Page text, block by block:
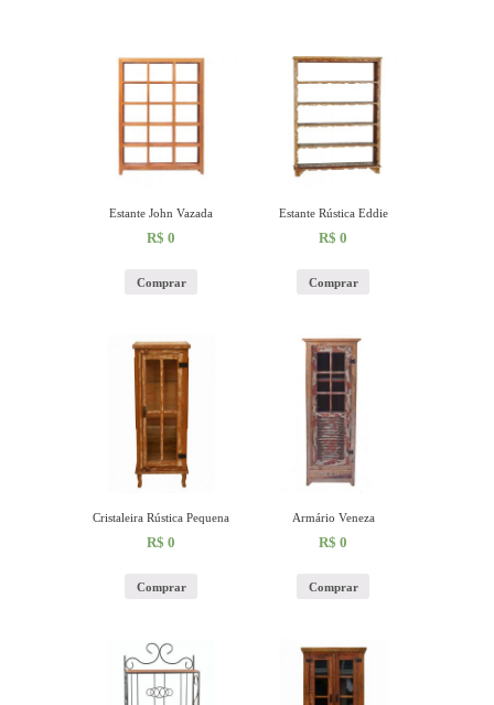
Estante John Vazada
R$ 0
Comprar
Estante Rústica Eddie
R$ 0
Comprar
Cristaleira Rústica Pequena
R$ 0
Comprar
Armário Veneza
R$ 0
Comprar